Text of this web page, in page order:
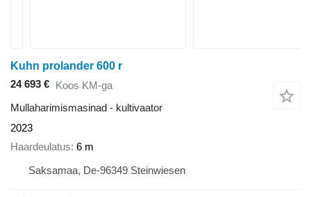
Kuhn prolander 600 r
24 693 € Koos KM-ga
Mullaharimismasinad - kultivaator
2023
Haardeulatus 6 m
Saksamaa, De-96349 Steinwiesen